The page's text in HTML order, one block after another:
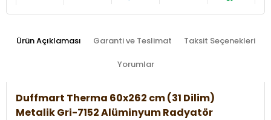
Ürün Açıklaması Garanti ve Teslimat Taksit Seçenekleri
Yorumlar
Duffmart Therma 60x262 cm (31 Dilim)
Metalik Gri-7152 Alüminyum Radyatör